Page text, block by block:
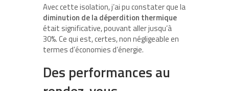
Avec cette isolation, j’ai pu constater que la
diminution de la déperdition thermique
était significative, pouvant aller jusqu’à
30%. Ce qui est, certes, non négligeable en
termes d’économies d’énergie.
Des performances au